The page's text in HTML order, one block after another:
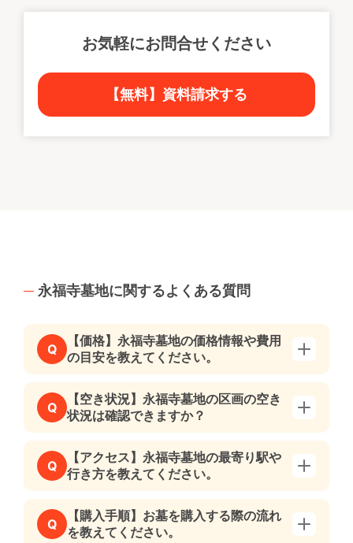
お気軽にお問合せください
【無料】資料請求する
永福寺墓地に関するよくある質問
Q
【価格】永福寺墓地の価格情報や費用
の目安を教えてください。
Q
【空き状況】永福寺墓地の区画の空き
状況は確認できますか？
Q
【アクセス】永福寺墓地の最寄り駅や
行き方を教えてください。
Q
【購入手順】お墓を購入する際の流れ
を教えてください。